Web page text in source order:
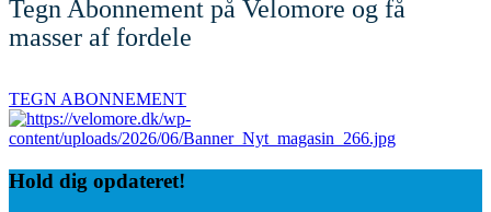
Tegn Abonnement på Velomore og få
masser af fordele
TEGN ABONNEMENT
Hold dig opdateret!